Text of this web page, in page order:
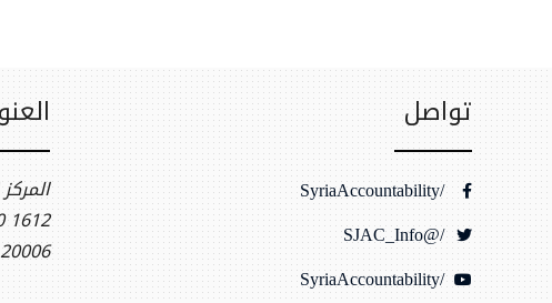
تواصل
/SyriaAccountability
/@SJAC_Info
/SyriaAccountability
1612 K St NW, Ste 400